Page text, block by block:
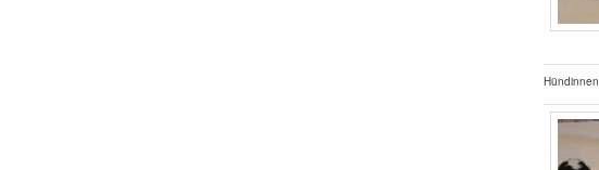
Hündinnen